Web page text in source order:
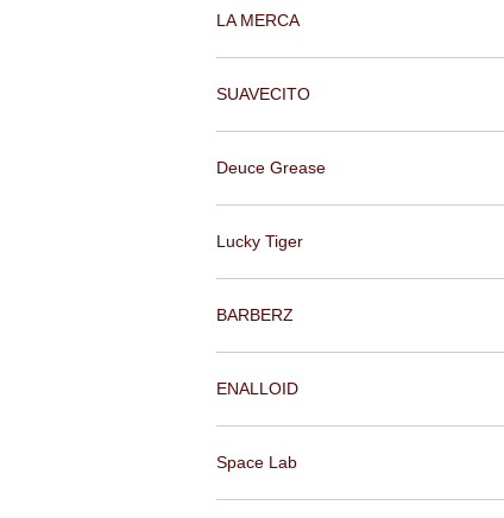
LA MERCA
SUAVECITO
Deuce Grease
Lucky Tiger
BARBERZ
ENALLOID
Space Lab